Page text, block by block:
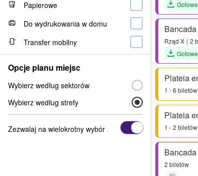
Rząd X
2
Plateia
1 - 6 biletów
Plateia
1 - 2 biletów
2 biletów
Papierowe
Do wydrukowania w domu
Transfer mobilny
Opcje planu miejsc
Wybierz według sektorów
Wybierz według strefy
Zezwalaj na wielokrotny wybór